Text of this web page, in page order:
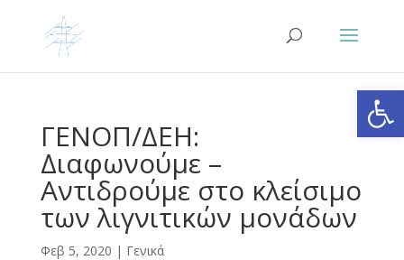
ΓΕΝΟΠ/ΔΕΗ:
Διαφωνούμε –
Αντιδρούμε στο κλείσιμο
των λιγνιτικών μονάδων
Φεβ 5, 2020 | Γενικά